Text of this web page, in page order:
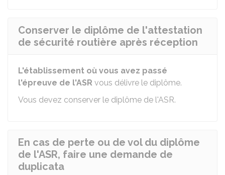
Conserver le diplôme de l'attestation
de sécurité routière après réception
L'établissement où vous avez passé
l'épreuve de l'ASR vous délivre le diplôme.
Vous devez conserver le diplôme de l'ASR.
En cas de perte ou de vol du diplôme
de l'ASR, faire une demande de
duplicata